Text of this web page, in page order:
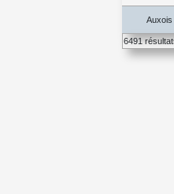
Auxois
6491